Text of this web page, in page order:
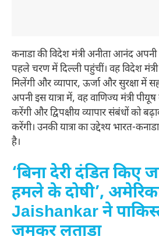
कनाडा की विदेश मंत्री अनीता आनंद अपनी
पहले चरण में दिल्ली पहुंचीं। वह विदेश
मिलेंगी और व्यापार, ऊर्जा और सुरक्षा में
अपनी इस यात्रा में, वह वाणिज्य मंत्री
करेंगी और द्विपक्षीय व्यापार संबंधों को
करेंगी। उनकी यात्रा का उद्देश्य भारत-
है।
‘बिना देरी दंडित किए
हमले के दोषी’,
Jaishankar ने